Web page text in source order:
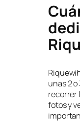
unas 2
recorrer
fotos y